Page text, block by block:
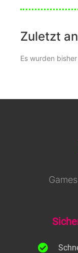
Zuletzt
Es wurden